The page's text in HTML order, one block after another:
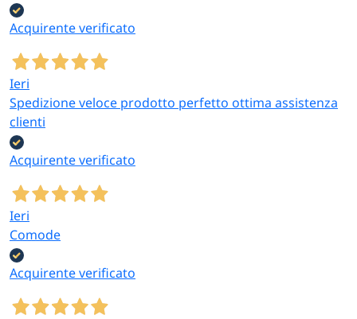
Acquirente verificato
Ieri
Spedizione veloce prodotto perfetto ottima assistenza
clienti
Acquirente verificato
Ieri
Comode
Acquirente verificato